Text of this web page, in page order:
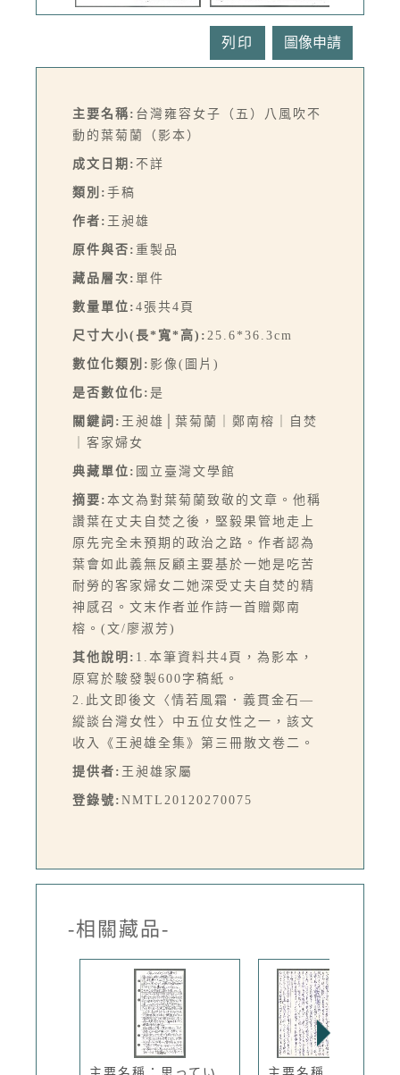
列印
主要名稱: 台灣雍容女子（五）八風吹不
動的葉菊蘭（影本）
成文日期: 不詳
類別: 手稿
作者: 王昶雄
原件與否: 重製品
藏品層次: 單件
數量單位: 4張共4頁
尺寸大小(長*寬*高): 25.6*36.3cm
數位化類別: 影像(圖片)
是否數位化: 是
關鍵詞: 王昶雄│葉菊蘭｜鄭南榕｜自焚
｜客家婦女
典藏單位: 國立臺灣文學館
摘要: 本文為對葉菊蘭致敬的文章。他稱
讚葉在丈夫自焚之後，堅毅果管地走上
原先完全未預期的政治之路。作者認為
葉會如此義無反顧主要基於一她是吃苦
耐勞的客家婦女二她深受丈夫自焚的精
神感召。文末作者並作詩一首贈鄭南
榕。(文/廖淑芳)
其他說明: 1.本筆資料共4頁，為影本，
原寫於駿發製600字稿紙。
2.此文即後文〈情若風霜．義貫金石—
縱談台灣女性〉中五位女性之一，該文
收入《王昶雄全集》第三冊散文卷二。
提供者: 王昶雄家屬
登錄號: NMTL20120270075
-相關藏品-